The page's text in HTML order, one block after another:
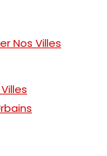
Nos Villes